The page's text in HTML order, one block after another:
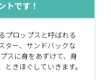
トです！
プロップスと呼ばれる
ター、サンドバックな
スに身をあずけて、身
きほぐしていきます。